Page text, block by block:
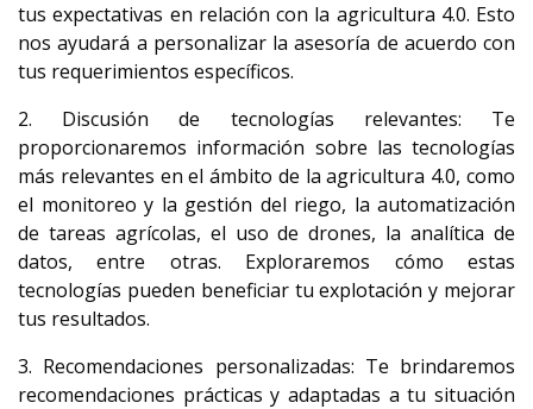
tus expectativas en relación con la agricultura 4.0. Esto
nos ayudará a personalizar la asesoría de acuerdo con
tus requerimientos específicos.
2. Discusión de tecnologías relevantes: Te
proporcionaremos información sobre las tecnologías
más relevantes en el ámbito de la agricultura 4.0, como
el monitoreo y la gestión del riego, la automatización
de tareas agrícolas, el uso de drones, la analítica de
datos, entre otras. Exploraremos cómo estas
tecnologías pueden beneficiar tu explotación y mejorar
tus resultados.
3. Recomendaciones personalizadas: Te brindaremos
recomendaciones prácticas y adaptadas a tu situación